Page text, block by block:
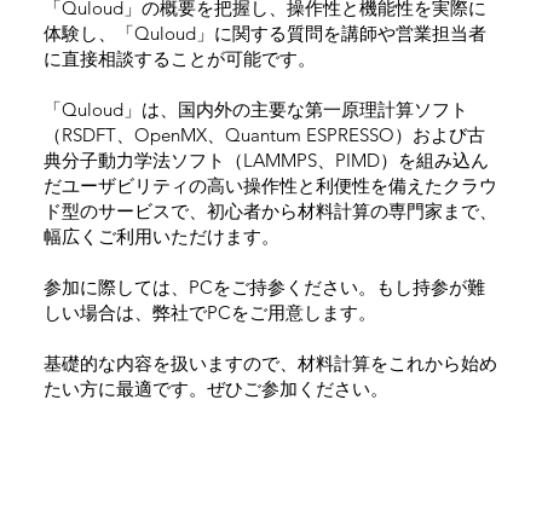
「Quloud」の概要を把握し、操作性と機能性を実際に
体験し、「Quloud」に関する質問を講師や営業担当者
に直接相談することが可能です。
「Quloud」は、国内外の主要な第一原理計算ソフト
（RSDFT、OpenMX、Quantum ESPRESSO）および古
典分子動力学法ソフト（LAMMPS、PIMD）を組み込ん
だユーザビリティの高い操作性と利便性を備えたクラウ
ド型のサービスで、初心者から材料計算の専門家まで、
幅広くご利用いただけます。
参加に際しては、PCをご持参ください。もし持参が難
しい場合は、弊社でPCをご用意します。
基礎的な内容を扱いますので、材料計算をこれから始め
たい方に最適です。ぜひご参加ください。